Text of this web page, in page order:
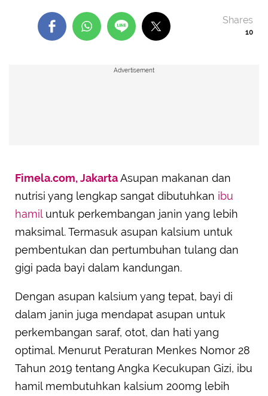
10
Shares
Advertisement
Fimela.com, JakartaAsupan makanan dan
nutrisi yang lengkap sangat dibutuhkan ibu
hamiluntuk perkembangan janin yang lebih
maksimal. Termasuk asupan kalsium untuk
pembentukan dan pertumbuhan tulang dan
gigi pada bayi dalam kandungan.
Dengan asupan kalsium yang tepat, bayi di
dalam janin juga mendapat asupan untuk
perkembangan saraf, otot, dan hati yang
optimal. Menurut Peraturan Menkes Nomor 28
Tahun 2019 tentang Angka Kecukupan Gizi, ibu
hamil membutuhkan kalsium 200mg lebih